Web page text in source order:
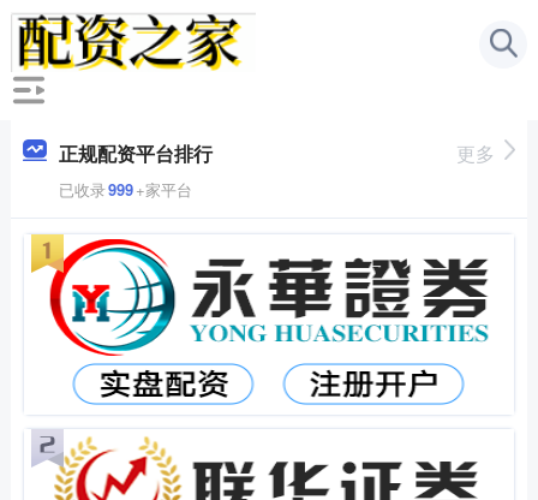
正规配资平台排行
已收录999+家平台
更多